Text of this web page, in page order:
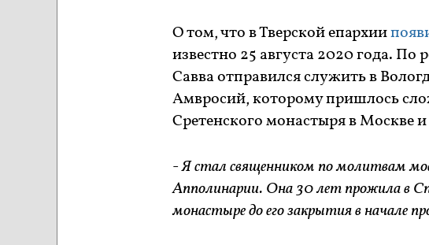
О том, что в Тверской епархии
известно 25 августа 2020 года.
Савва отправился служить в
Амвросий, которому пришлось
Сретенского монастыря в Москве
-Я стал священником по молитвам
Апполинарии. Она 30 лет прожила в
монастыре до его закрытия в начале